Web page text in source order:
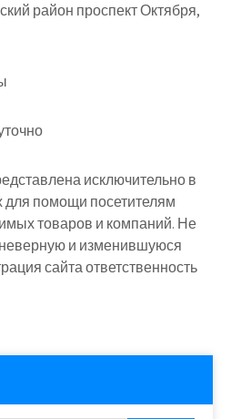
район проспект Октября,
исключительно в
для помощи посетителям
товаров и компаний. Не
и изменившуюся
сайта ответственность